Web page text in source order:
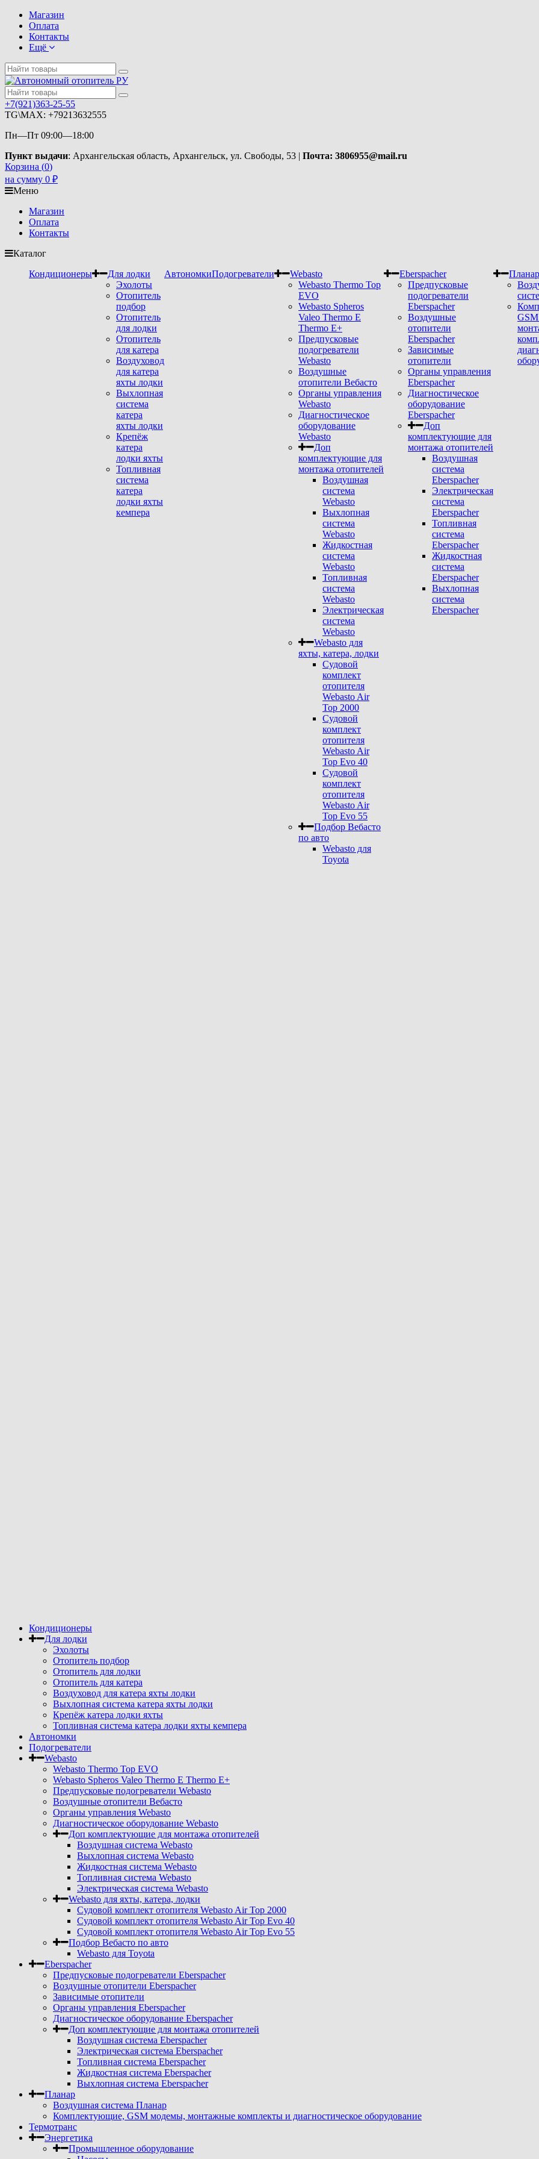
Магазин
Оплата
Контакты
Ещё
+7(921)363-25-55
TG\MAX: +79213632555
Пн—Пт 09:00—18:00
Пункт выдачи: Архангельская область, Архангельск, ул. Свободы, 53 | Почта: 3806955@mail.ru
Корзина (0)
на сумму 0 ₽
Меню
Магазин
Оплата
Контакты
Каталог
Кондиционеры
Для лодки
Эхолоты
Отопитель
подбор
Отопитель
для лодки
Отопитель
для катера
Воздуховод
для катера
яхты лодки
Выхлопная
система
катера
яхты лодки
Крепёж
катера
лодки яхты
Топливная
система
катера
лодки яхты
кемпера
АвтономкиПодогреватели
Webasto
Webasto Thermo Top
EVO
Webasto Spheros
Valeo Thermo E
Thermo E+
Предпусковые
подогреватели
Webasto
Воздушные
отопители Вебасто
Органы управления
Webasto
Диагностическое
оборудование
Webasto
Доп
комплектующие для
монтажа отопителей
Воздушная
система
Webasto
Выхлопная
система
Webasto
Жидкостная
система
Webasto
Топливная
система
Webasto
Электрическая
система
Webasto
Webasto для
яхты, катера, лодки
Судовой
комплект
отопителя
Webasto Air
Top 2000
Судовой
комплект
отопителя
Webasto Air
Top Evo 40
Судовой
комплект
отопителя
Webasto Air
Top Evo 55
Подбор Вебасто
по авто
Webasto для
Toyota
Eberspacher
Предпусковые
подогреватели
Eberspacher
Воздушные
отопители
Eberspacher
Зависимые
отопители
Органы управления
Eberspacher
Диагностическое
оборудование
Eberspacher
Доп
комплектующие для
монтажа отопителей
Воздушная
система
Eberspacher
Электрическая
система
Eberspacher
Топливная
система
Eberspacher
Жидкостная
система
Eberspacher
Выхлопная
система
Eberspacher
Планар
Кондиционеры
Для лодки
Эхолоты
Отопитель подбор
Отопитель для лодки
Отопитель для катера
Воздуховод для катера яхты лодки
Выхлопная система катера яхты лодки
Крепёж катера лодки яхты
Топливная система катера лодки яхты кемпера
Автономки
Подогреватели
Webasto
Webasto Thermo Top EVO
Webasto Spheros Valeo Thermo E Thermo E+
Предпусковые подогреватели Webasto
Воздушные отопители Вебасто
Органы управления Webasto
Диагностическое оборудование Webasto
Доп комплектующие для монтажа отопителей
Воздушная система Webasto
Выхлопная система Webasto
Жидкостная система Webasto
Топливная система Webasto
Электрическая система Webasto
Webasto для яхты, катера, лодки
Судовой комплект отопителя Webasto Air Top 2000
Судовой комплект отопителя Webasto Air Top Evo 40
Судовой комплект отопителя Webasto Air Top Evo 55
Подбор Вебасто по авто
Webasto для Toyota
Eberspacher
Предпусковые подогреватели Eberspacher
Воздушные отопители Eberspacher
Зависимые отопители
Органы управления Eberspacher
Диагностическое оборудование Eberspacher
Доп комплектующие для монтажа отопителей
Воздушная система Eberspacher
Электрическая система Eberspacher
Топливная система Eberspacher
Жидкостная система Eberspacher
Выхлопная система Eberspacher
Планар
Воздушная система Планар
Комплектующие, GSM модемы, монтажные комплекты и диагностическое оборудование
Термотранс
Энергетика
Промышленное оборудование